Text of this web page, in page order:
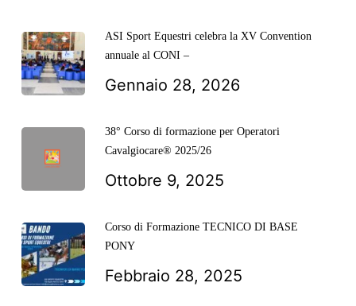
ASI Sport Equestri celebra la XV Convention
annuale al CONI –
Gennaio 28, 2026
38° Corso di formazione per Operatori
Cavalgiocare® 2025/26
Ottobre 9, 2025
Corso di Formazione TECNICO DI BASE
PONY
Febbraio 28, 2025